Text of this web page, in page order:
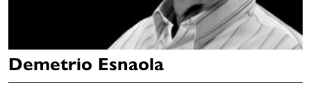
Demetrio Esnaola